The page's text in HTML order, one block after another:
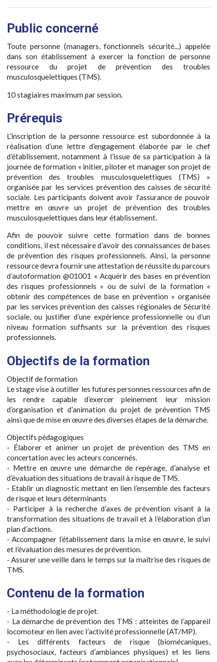
Public concerné
Toute personne (managers, fonctionnels sécurité...) appelée
dans son établissement à exercer la fonction de personne
ressource du projet de prévention des troubles
musculosquelettiques (TMS).
10 stagiaires maximum par session.
Prérequis
L’inscription de la personne ressource est subordonnée à la
réalisation d’une lettre d’engagement élaborée par le chef
d’établissement, notamment à l’issue de sa participation à la
journée de formation « initier, piloter et manager son projet de
prévention des troubles musculosquelettiques (TMS) »
organisée par les services prévention des caisses de sécurité
sociale. Les participants doivent avoir l'assurance de pouvoir
mettre en œuvre un projet de prévention des troubles
musculosquelettiques dans leur établissement.
Afin de pouvoir suivre cette formation dans de bonnes
conditions, il est nécessaire d’avoir des connaissances de bases
de prévention des risques professionnels. Ainsi, la personne
ressource devra fournir une attestation de réussite du parcours
d’autoformation @01001 « Acquérir des bases en prévention
des risques professionnels » ou de suivi de la formation «
obtenir des compétences de base en prévention » organisée
par les services prévention des caisses régionales de Sécurité
sociale, ou justifier d’une expérience professionnelle ou d’un
niveau formation suffisants sur la prévention des risques
professionnels.
Objectifs de la formation
Objectif de formation
Le stage vise à outiller les futures personnes ressources afin de
les rendre capable d’exercer pleinement leur mission
d’organisation et d’animation du projet de prévention TMS
ainsi que de mise en œuvre des diverses étapes de la démarche.
Objectifs pédagogiques
- Élaborer et animer un projet de prévention des TMS en
concertation avec les acteurs concernés.
- Mettre en œuvre une démarche de repérage, d’analyse et
d’évaluation des situations de travail à risque de TMS.
- Etablir un diagnostic mettant en lien l’ensemble des facteurs
de risque et leurs déterminants
- Participer à la recherche d’axes de prévention visant à la
transformation des situations de travail et à l’élaboration d’un
plan d’actions.
- Accompagner l’établissement dans la mise en œuvre, le suivi
et l’évaluation des mesures de prévention.
- Assurer une veille dans le temps sur la maîtrise des risques de
TMS.
Contenu de la formation
- La méthodologie de projet.
- La démarche de prévention des TMS : atteintes de l’appareil
locomoteur en lien avec l’activité professionnelle (AT/MP).
- Les différents facteurs de risque (biomécaniques,
psychosociaux, facteurs d’ambiances physiques) et les liens